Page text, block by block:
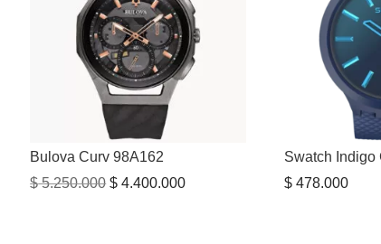
Bulova Curv 98A162
$5.250.000 El
$ 4.400.000El
Swatch Indigo
$478.000